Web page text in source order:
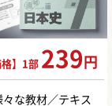
格】1部 239 円
な教材／テキス